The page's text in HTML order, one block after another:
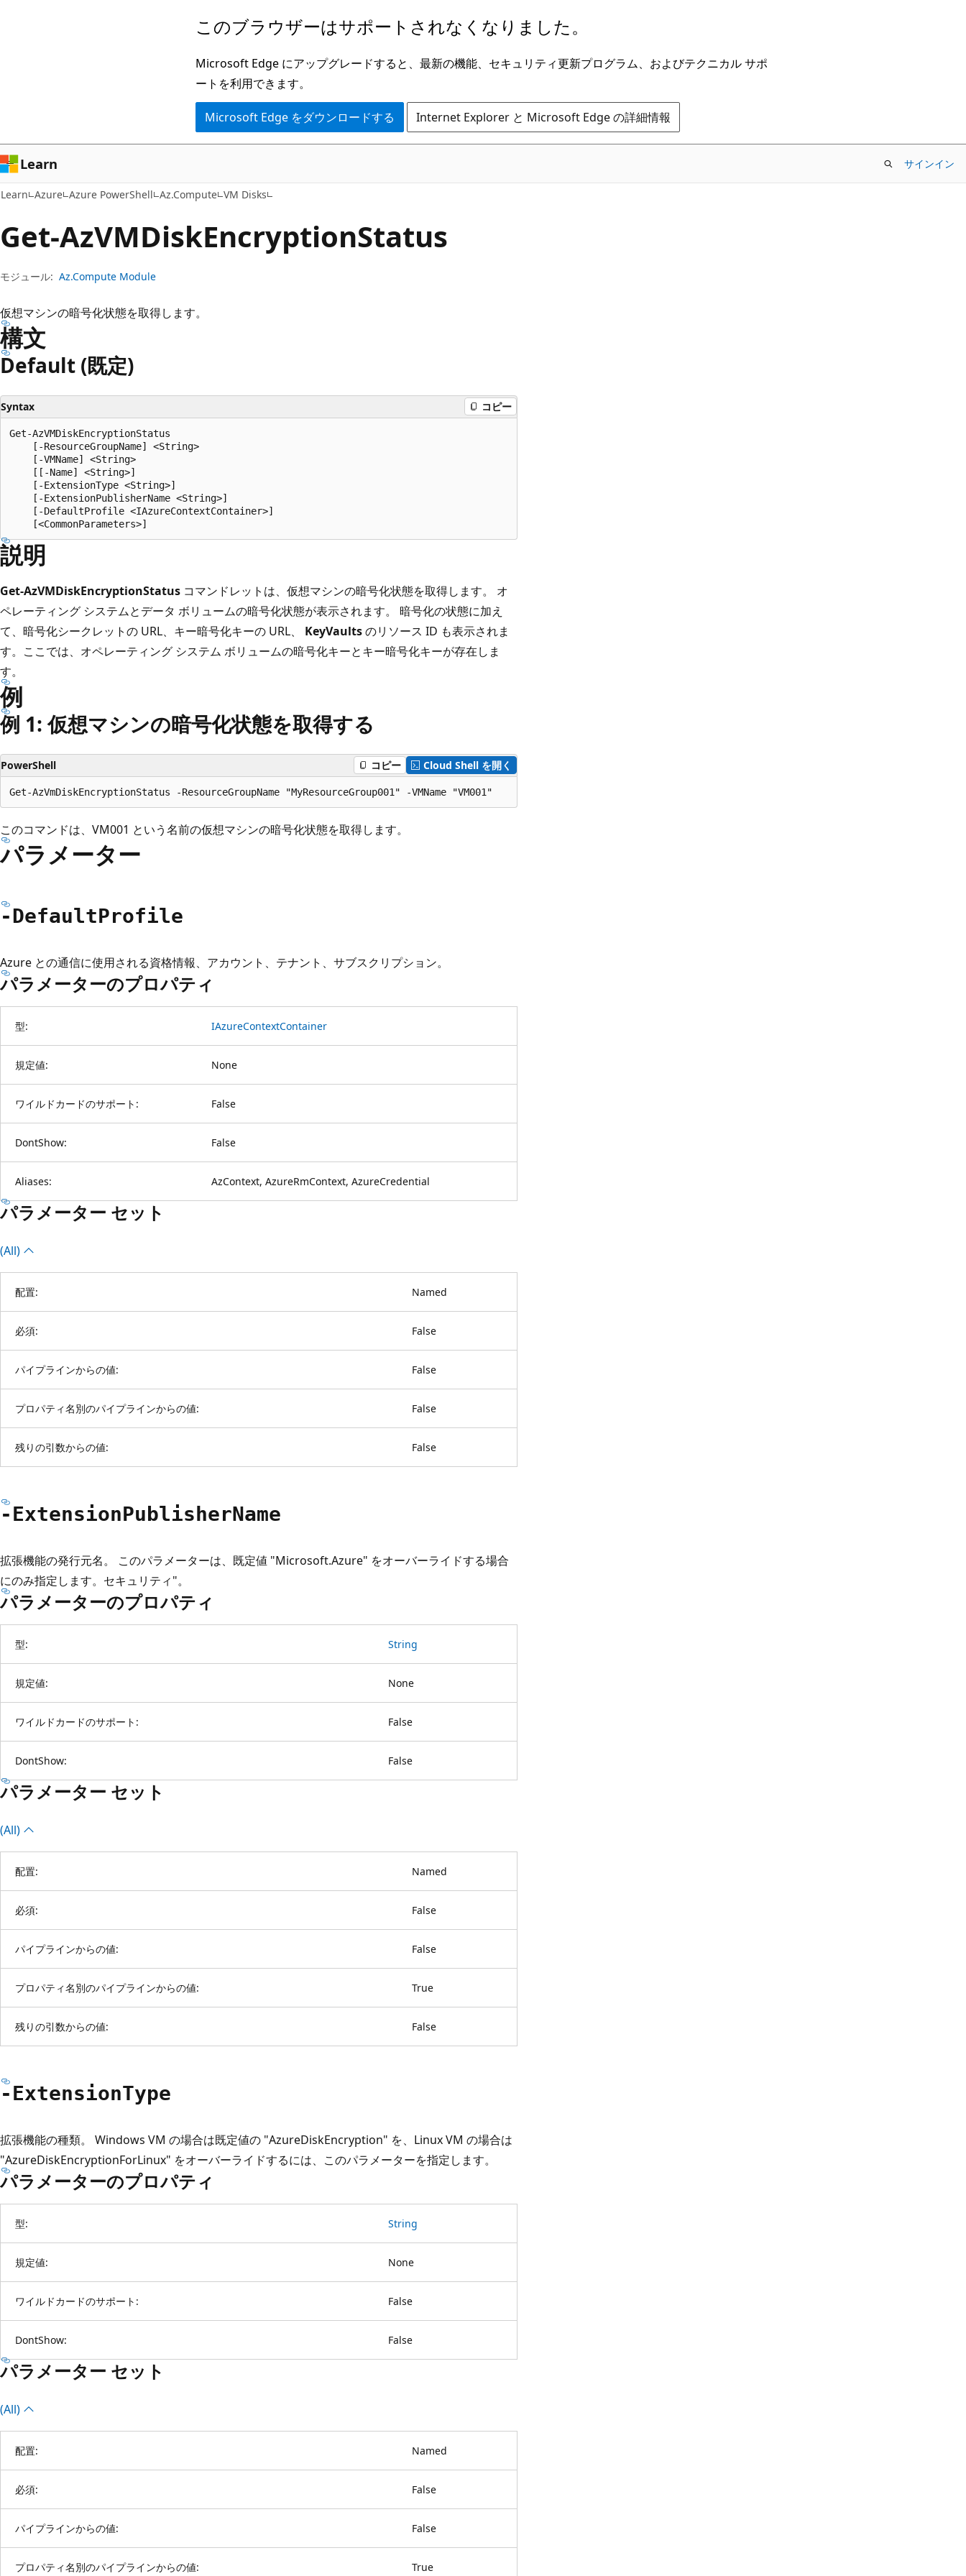
ン
ツ
に
ス
ッ
ゲ
ー
シ
ョ
に
キ
プ
このブラウザーはサポートされなくなりました。
Microsoft Edge にアップグレードすると、最新の機能、セキュリティ更新プログラム、およびテクニカル サポ
ートを利用できます。
Microsoft Edge をダウンロードする Internet Explorer と Microsoft Edge の詳細情報
Learn サインイン
Learn Azure Azure PowerShell Az.Compute VM Disks
Get-AzVMDiskEncryptionStatus
モジュール: Az.Compute Module
仮想マシンの暗号化状態を取得します。
構文
Default (既定)
Syntax コピー
Get-AzVMDiskEncryptionStatus
    [-ResourceGroupName] <String>
    [-VMName] <String>
    [[-Name] <String>]
    [-ExtensionType <String>]
    [-ExtensionPublisherName <String>]
    [-DefaultProfile <IAzureContextContainer>]
説明
Get-AzVMDiskEncryptionStatus コマンドレットは、仮想マシンの暗号化状態を取得します。 オ
ペレーティング システムとデータ ボリュームの暗号化状態が表示されます。 暗号化の状態に加え
て、暗号化シークレットの URL、キー暗号化キーの URL、 KeyVaultsのリソース ID も表示されま
す。ここでは、オペレーティング システム ボリュームの暗号化キーとキー暗号化キーが存在しま
す。
例
例 1: 仮想マシンの暗号化状態を取得する
PowerShell コピー Cloud Shell を開く
このコマンドは、VM001 という名前の仮想マシンの暗号化状態を取得します。
パラメーター
-DefaultProfile
Azure との通信に使用される資格情報、アカウント、テナント、サブスクリプション。
パラメーターのプロパティ
型: IAzureContextContainer
規定値: None
ワイルドカードのサポート: False
DontShow: False
Aliases: AzContext, AzureRmContext, AzureCredential
パラメーター セット
(All)
配置: Named
必須: False
パイプラインからの値: False
プロパティ名別のパイプラインからの値: False
残りの引数からの値: False
-ExtensionPublisherName
拡張機能の発行元名。 このパラメーターは、既定値 "Microsoft.Azure" をオーバーライドする場合
にのみ指定します。セキュリティ"。
パラメーターのプロパティ
型: String
規定値: None
ワイルドカードのサポート: False
DontShow: False
パラメーター セット
(All)
配置: Named
必須: False
パイプラインからの値: False
プロパティ名別のパイプラインからの値: True
残りの引数からの値: False
-ExtensionType
拡張機能の種類。 Windows VM の場合は既定値の "AzureDiskEncryption" を、Linux VM の場合は
"AzureDiskEncryptionForLinux" をオーバーライドするには、このパラメーターを指定します。
パラメーターのプロパティ
型: String
規定値: None
ワイルドカードのサポート: False
DontShow: False
パラメーター セット
(All)
配置: Named
必須: False
パイプラインからの値: False
プロパティ名別のパイプラインからの値: True